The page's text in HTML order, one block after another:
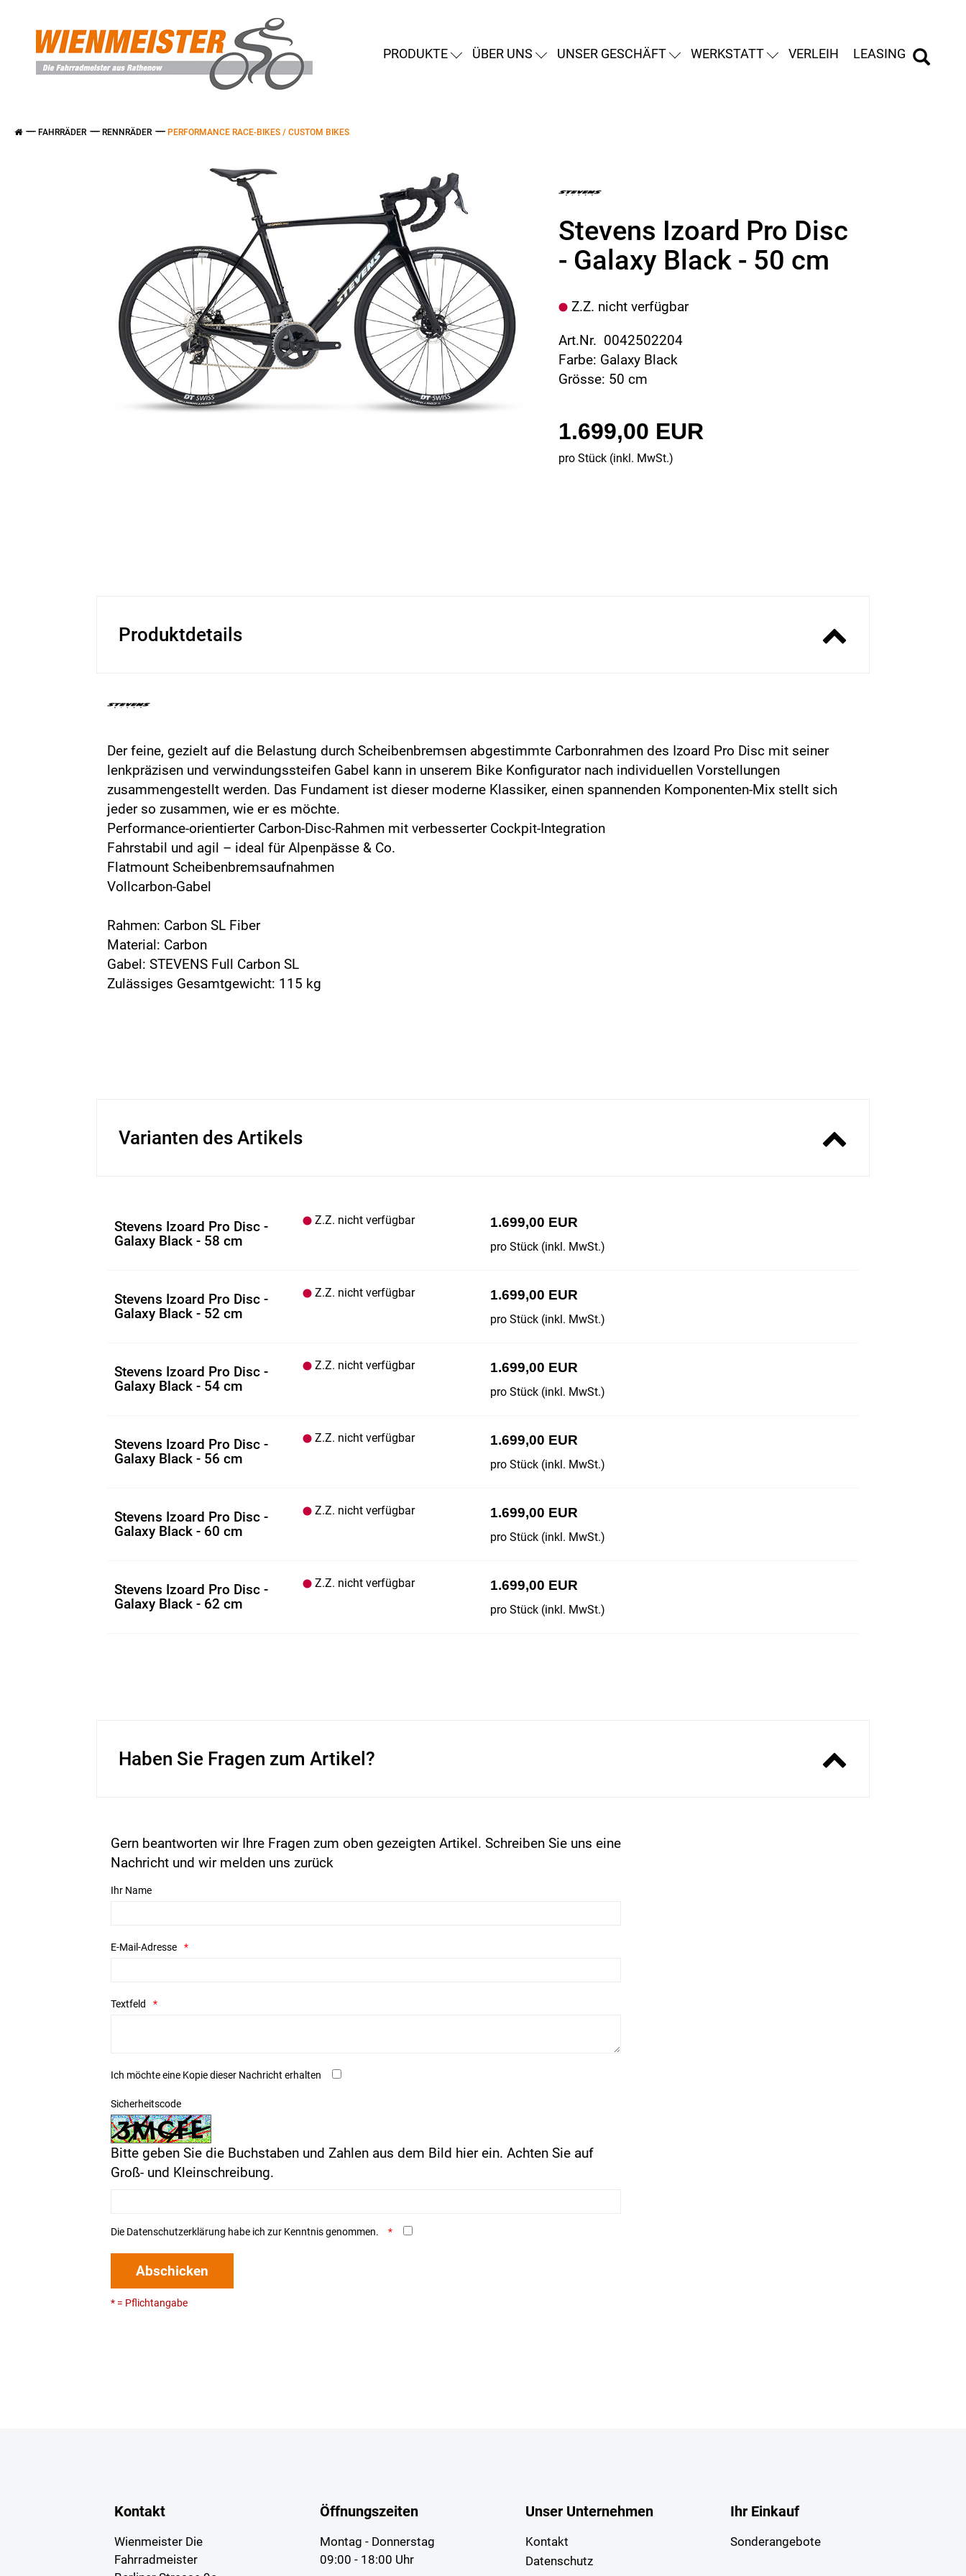
PRODUKTE ÜBER UNS UNSER GESCHÄFT WERKSTATT VERLEIH LEASING
FAHRRÄDER RENNRÄDER PERFORMANCE RACE-BIKES / CUSTOM BIKES
Stevens Izoard Pro Disc
- Galaxy Black - 50 cm
Z.Z. nicht verfügbar
Art.Nr. 0042502204
Farbe: Galaxy Black
Grösse: 50 cm
1.699,00 EUR
pro Stück (inkl. MwSt.)
Produktdetails
Der feine, gezielt auf die Belastung durch Scheibenbremsen abgestimmte Carbonrahmen des Izoard Pro Disc mit seiner
lenkpräzisen und verwindungssteifen Gabel kann in unserem Bike Konfigurator nach individuellen Vorstellungen
zusammengestellt werden. Das Fundament ist dieser moderne Klassiker, einen spannenden Komponenten-Mix stellt sich
jeder so zusammen, wie er es möchte.
Performance-orientierter Carbon-Disc-Rahmen mit verbesserter Cockpit-Integration
Fahrstabil und agil – ideal für Alpenpässe & Co.
Flatmount Scheibenbremsaufnahmen
Vollcarbon-Gabel
Rahmen: Carbon SL Fiber
Material: Carbon
Gabel: STEVENS Full Carbon SL
Zulässiges Gesamtgewicht: 115 kg
Varianten des Artikels
Stevens Izoard Pro Disc -
Galaxy Black - 58 cm
Z.Z. nicht verfügbar 1.699,00 EUR
pro Stück (inkl. MwSt.)
Stevens Izoard Pro Disc -
Galaxy Black - 52 cm
Z.Z. nicht verfügbar 1.699,00 EUR
pro Stück (inkl. MwSt.)
Stevens Izoard Pro Disc -
Galaxy Black - 54 cm
Z.Z. nicht verfügbar 1.699,00 EUR
pro Stück (inkl. MwSt.)
Stevens Izoard Pro Disc -
Galaxy Black - 56 cm
Z.Z. nicht verfügbar 1.699,00 EUR
pro Stück (inkl. MwSt.)
Stevens Izoard Pro Disc -
Galaxy Black - 60 cm
Z.Z. nicht verfügbar 1.699,00 EUR
pro Stück (inkl. MwSt.)
Stevens Izoard Pro Disc -
Galaxy Black - 62 cm
Z.Z. nicht verfügbar 1.699,00 EUR
pro Stück (inkl. MwSt.)
Haben Sie Fragen zum Artikel?
Gern beantworten wir Ihre Fragen zum oben gezeigten Artikel. Schreiben Sie uns eine
Nachricht und wir melden uns zurück
Ihr Name
E-Mail-Adresse
Textfeld
Ich möchte eine Kopie dieser Nachricht erhalten
Sicherheitscode
Bitte geben Sie die Buchstaben und Zahlen aus dem Bild hier ein. Achten Sie auf
Groß- und Kleinschreibung.
Die Datenschutzerklärung habe ich zur Kenntnis genommen.
Abschicken
* = Pflichtangabe
Kontakt
Wienmeister Die
Fahrradmeister
Öffnungszeiten
Montag - Donnerstag
09:00 - 18:00 Uhr
Unser Unternehmen
Kontakt
Datenschutz
Ihr Einkauf
Sonderangebote